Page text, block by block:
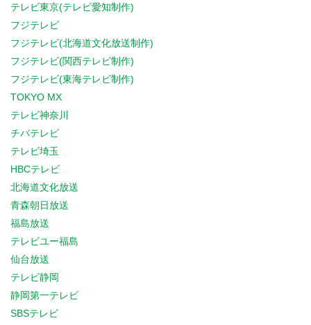
テレビ東京(テレビ愛知制作)
フジテレビ
フジテレビ(北海道文化放送制作)
フジテレビ(関西テレビ制作)
フジテレビ(東海テレビ制作)
TOKYO MX
テレビ神奈川
チバテレビ
テレビ埼玉
HBCテレビ
北海道文化放送
青森朝日放送
福島放送
テレビユー福島
仙台放送
テレビ静岡
静岡第一テレビ
SBSテレビ